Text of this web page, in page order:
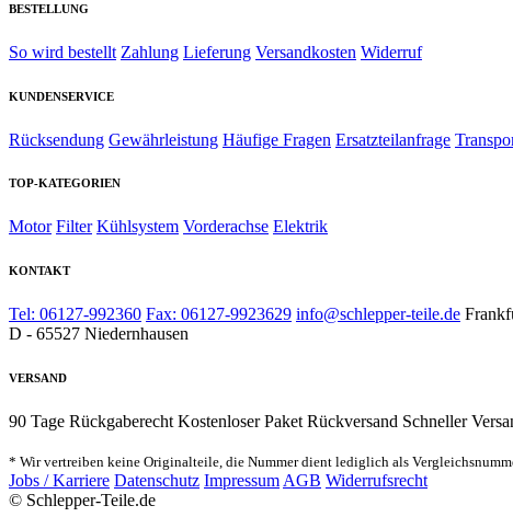
BESTELLUNG
So wird bestellt Zahlung Lieferung Versandkosten Widerruf
KUNDENSERVICE
Rücksendung Gewährleistung Häufige Fragen Ersatzteilanfrage
TOP-KATEGORIEN
Motor Filter Kühlsystem Vorderachse Elektrik
KONTAKT
Tel: 06127-992360 Fax: 06127-9923629 info@schlepper-teile.de
D - 65527 Niedernhausen
VERSAND
90 Tage Rückgaberecht Kostenloser Paket Rückversand Schneller
* Wir vertreiben keine Originalteile, die Nummer dient lediglich als
Jobs / Karriere Datenschutz Impressum AGB Widerrufsrecht
© Schlepper-Teile.de